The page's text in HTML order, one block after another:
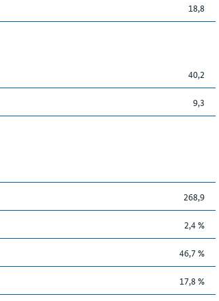
18,8
40,2
9,3
268,9
2,4 %
46,7 %
17,8 %